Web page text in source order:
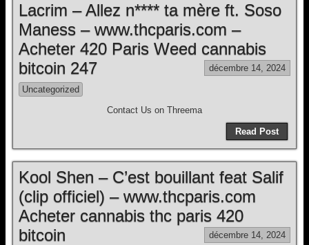
Lacrim – Allez n**** ta mère ft. Soso
Maness – www.thcparis.com –
Acheter 420 Paris Weed cannabis
bitcoin 247
décembre 14, 2024
Uncategorized
Contact Us on Threema
Read Post
Kool Shen – C’est bouillant feat Salif
(clip officiel) – www.thcparis.com
Acheter cannabis thc paris 420
bitcoin
décembre 14, 2024